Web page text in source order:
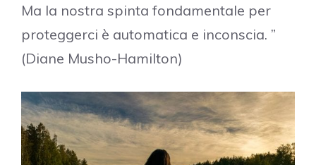
Ma la nostra spinta fondamentale per
proteggerci è automatica e inconscia. ”
(Diane Musho-Hamilton)